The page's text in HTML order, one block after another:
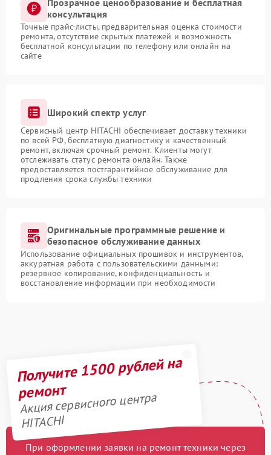
Прозрачное ценообразование и бесплатная
консультация
Точные прайс-листы, предварительная оценка стоимости
ремонта, отсутствие скрытых платежей и возможность
бесплатной консультации по телефону или онлайн на
сайте
Широкий спектр услуг
Сервисный центр HITACHI обеспечивает доставку техники
по всей РФ, бесплатную диагностику и качественный
ремонт, включая срочный ремонт. Клиенты могут
отслеживать статус ремонта онлайн. Также
предоставляется постгарантийное обслуживание для
продления срока службы техники
Оригинальные программные решение и
безопасное обслуживание данных
Использование официальных прошивок и инструментов,
аккуратная работа с пользовательскими данными:
резервное копирование, конфиденциальность и
восстановление информации при необходимости
Получите 1500 рублей на
ремонт
Акция сервисного центра
HITACHI
При оформлении заявки на ремонт техники через